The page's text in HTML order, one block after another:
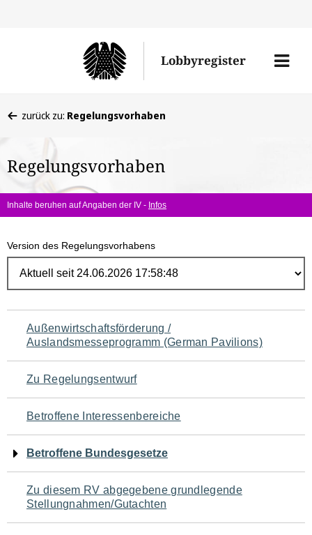
Lobbyregister
Menü
befinden
hier:
zurück zu: Regelungsvorhaben
Regelungsvorhaben
Inhalte beruhen auf Angaben der IV - Infos
Version des Regelungsvorhabens
Navigation
für
den
Seiteninhalt
Außenwirtschaftsförderung /
Auslandsmesseprogramm (German Pavilions)
Zu Regelungsentwurf
Betroffene Interessenbereiche
Betroffene Bundesgesetze
Zu diesem RV abgegebene grundlegende
Stellungnahmen/Gutachten